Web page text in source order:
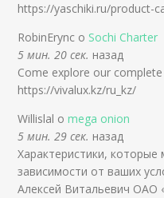
https://yaschiki.ru/product-
RobinErync о Sochi Charter
5 мин. 20 сек. назад
Come explore our
https://vivalux.kz/ru_kz/
Willislal оmega onion
5 мин. 29 сек. назад
Характеристики,
зависимости от ваших
Алексей Витальевич ОАО